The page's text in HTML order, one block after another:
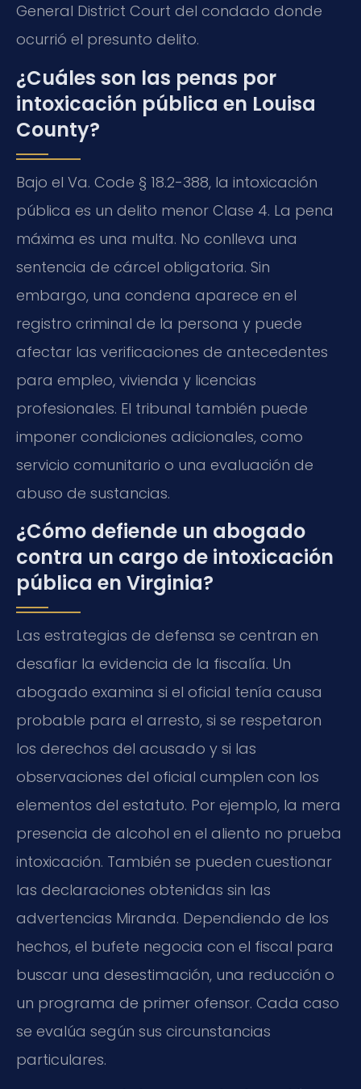
General District Court del condado donde
ocurrió el presunto delito.
¿Cuáles son las penas por
intoxicación pública en Louisa
County?
Bajo el Va. Code § 18.2-388, la intoxicación
pública es un delito menor Clase 4. La pena
máxima es una multa. No conlleva una
sentencia de cárcel obligatoria. Sin
embargo, una condena aparece en el
registro criminal de la persona y puede
afectar las verificaciones de antecedentes
para empleo, vivienda y licencias
profesionales. El tribunal también puede
imponer condiciones adicionales, como
servicio comunitario o una evaluación de
abuso de sustancias.
¿Cómo defiende un abogado
contra un cargo de intoxicación
pública en Virginia?
Las estrategias de defensa se centran en
desafiar la evidencia de la fiscalía. Un
abogado examina si el oficial tenía causa
probable para el arresto, si se respetaron
los derechos del acusado y si las
observaciones del oficial cumplen con los
elementos del estatuto. Por ejemplo, la mera
presencia de alcohol en el aliento no prueba
intoxicación. También se pueden cuestionar
las declaraciones obtenidas sin las
advertencias Miranda. Dependiendo de los
hechos, el bufete negocia con el fiscal para
buscar una desestimación, una reducción o
un programa de primer ofensor. Cada caso
se evalúa según sus circunstancias
particulares.